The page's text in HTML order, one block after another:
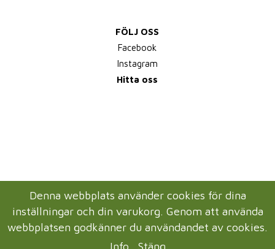
FÖLJ OSS
Facebook
Instagram
Hitta oss
Denna webbplats använder cookies för dina
inställningar och din varukorg. Genom att använda
webbplatsen godkänner du användandet av cookies.
Info
Stäng